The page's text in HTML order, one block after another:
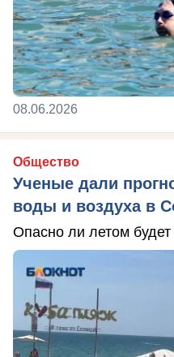
08.06.2026
Общество
Ученые дали
воды и воздуха в
Опасно ли летом будет